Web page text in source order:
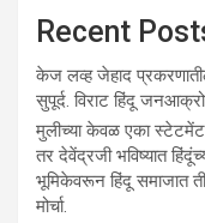
Recent
केज लव्ह जेहाद
सुपूर्द. विराट हिंदू
मुलीच्या केवळ एका स्टेटमेंट
तर देवेंद्रजी भविष्यात
भूमिकेवरून हिंदू समाजात
मोर्चा.